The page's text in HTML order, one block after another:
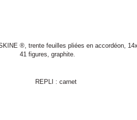
®, trente feuilles pliées en accordéon,
41 figures, graphite.